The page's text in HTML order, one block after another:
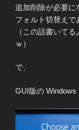
追加削除が必要に
フォルト切替えで
（この話書いて
ｗ）
で、
GUI版の Windows